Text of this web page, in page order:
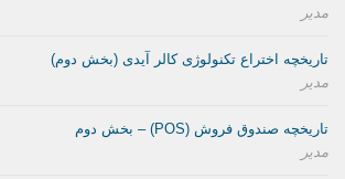
مدیر
تاریخچه اختراع تکنولوژی کالر آیدی (بخش دوم)
مدیر
تاریخچه صندوق فروش (POS) – بخش دوم
مدیر